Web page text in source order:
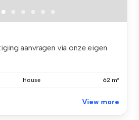
aanvragen via onze eigen
House 62 m²
View more